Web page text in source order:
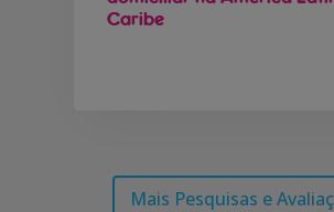
Caribe
Mais Pesquisas e